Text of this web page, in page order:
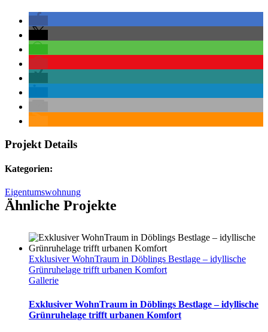
Projekt Details
Kategorien:
Eigentumswohnung
Ähnliche Projekte
Exklusiver WohnTraum in Döblings Bestlage – idyllische
Grünruhelage trifft urbanen Komfort
Gallerie
Exklusiver WohnTraum in Döblings Bestlage – idyllische
Grünruhelage trifft urbanen Komfort